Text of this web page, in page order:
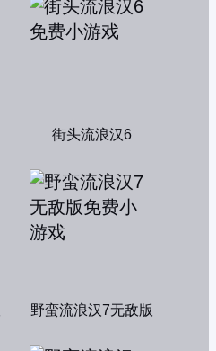
街头流浪汉6
野蛮流浪汉7无敌版